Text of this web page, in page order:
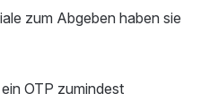
zum Abgeben haben sie
OTP zumindest